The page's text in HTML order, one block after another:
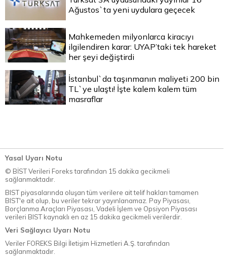
Ağustos`ta yeni uydulara geçecek
Mahkemeden milyonlarca kiracıyı
ilgilendiren karar: UYAP’taki tek hareket
her şeyi değiştirdi
İstanbul`da taşınmanın maliyeti 200 bin
TL`ye ulaştı! İşte kalem kalem tüm
masraflar
Yasal Uyarı Notu
© BİST Verileri Foreks tarafından 15 dakika gecikmeli
sağlanmaktadır.
BIST piyasalarında oluşan tüm verilere ait telif hakları tamamen
BIST'e ait olup, bu veriler tekrar yayınlanamaz. Pay Piyasası,
Borçlanma Araçları Piyasası, Vadeli İşlem ve Opsiyon Piyasası
verileri BIST kaynaklı en az 15 dakika gecikmeli verilerdir.
Veri Sağlayıcı Uyarı Notu
Veriler FOREKS Bilgi İletişim Hizmetleri A.Ş. tarafından
sağlanmaktadır.